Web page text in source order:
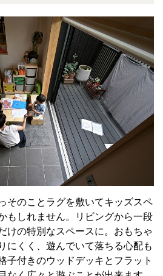
そのことラグを敷いてキッズスペ
もしれません。リビングから一段
けの特別なスペースに。おもちゃ
にくく、遊んでいて落ちる心配も
子付きのウッドデッキとフラット